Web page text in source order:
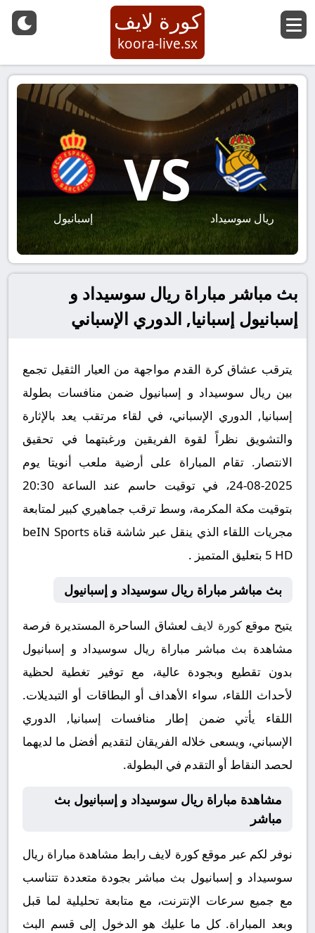
كورة لايف
koora-live.sx
ريال سوسيداد
VS
إسبانيول
بث مباشر مباراة ريال سوسيداد و
إسبانيول إسبانيا, الدوري الإسباني
يترقب عشاق كرة القدم مواجهة من العيار الثقيل تجمع
بين ريال سوسيداد و إسبانيول ضمن منافسات بطولة
إسبانيا, الدوري الإسباني، في لقاء مرتقب يعد بالإثارة
والتشويق نظراً لقوة الفريقين ورغبتهما في تحقيق
الانتصار. تقام المباراة على أرضية ملعب أنويتا يوم
2025-08-24، في توقيت حاسم عند الساعة 20:30
بتوقيت مكة المكرمة، وسط ترقب جماهيري كبير لمتابعة
مجريات اللقاء الذي ينقل عبر شاشة قناة beIN Sports
5 HD بتعليق المتميز .
بث مباشر مباراة ريال سوسيداد و إسبانيول
يتيح موقعكورة لايف لعشاق الساحرة المستديرة فرصة
مشاهدة بث مباشر مباراة ريال سوسيداد و إسبانيول
بدون تقطيع وبجودة عالية، مع توفير تغطية لحظية
لأحداث اللقاء، سواء الأهداف أو البطاقات أو التبديلات.
اللقاء يأتي ضمن إطار منافسات إسبانيا, الدوري
الإسباني، ويسعى خلاله الفريقان لتقديم أفضل ما لديهما
لحصد النقاط أو التقدم في البطولة.
مشاهدة مباراة ريال سوسيداد و إسبانيول بث
مباشر
نوفر لكم عبر موقع كورة لايف رابط مشاهدة مباراة ريال
سوسيداد و إسبانيول بث مباشر بجودة متعددة تتناسب
مع جميع سرعات الإنترنت، مع متابعة تحليلية لما قبل
وبعد المباراة. كل ما عليك هو الدخول إلى قسم البث